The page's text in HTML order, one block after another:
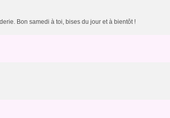
Bon samedi à toi, bises du jour et à bientôt !